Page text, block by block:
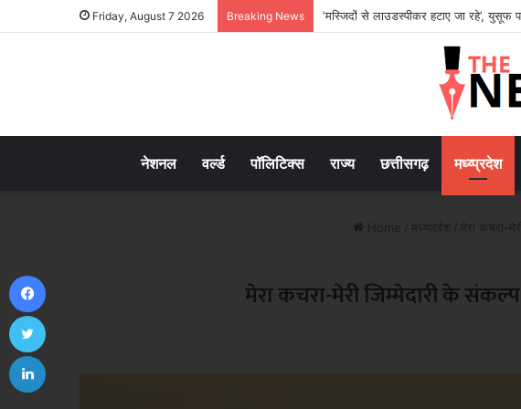
Friday, August 7 2026 Breaking News ‘मस्जिदों से लाउडस्पीकर हटाए जा रहे’, युसूफ
नेशनल वर्ल्ड पॉलिटिक्स राज्य छत्तीसगढ़ मध्य्प्रदेश
Home / मध्य्प्रदेश / मेरा कचरा-
मेरा कचरा-मेरी जिम्मेदारी के